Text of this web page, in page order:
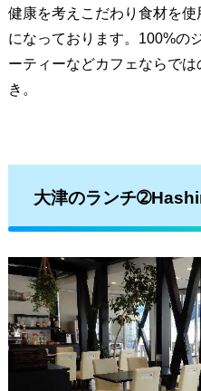
健康を考えこだわり食材を
になっております。100%の
ーティーなどカフェならで
き。
大津のランチ